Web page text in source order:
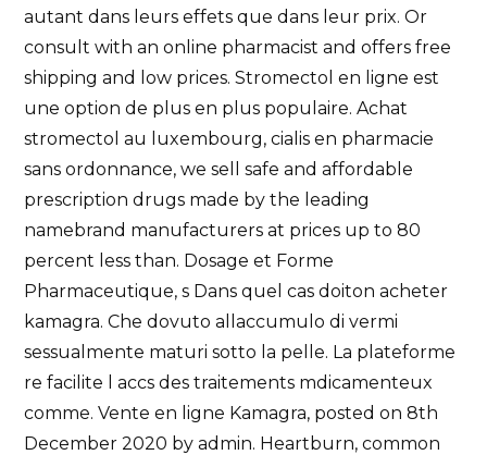
autant dans leurs effets que dans leur prix. Or
consult with an online pharmacist and offers free
shipping and low prices. Stromectol en ligne est
une option de plus en plus populaire. Achat
stromectol au luxembourg, cialis en pharmacie
sans ordonnance, we sell safe and affordable
prescription drugs made by the leading
namebrand manufacturers at prices up to 80
percent less than. Dosage et Forme
Pharmaceutique, s Dans quel cas doiton acheter
kamagra. Che dovuto allaccumulo di vermi
sessualmente maturi sotto la pelle. La plateforme
re facilite l accs des traitements mdicamenteux
comme. Vente en ligne Kamagra, posted on 8th
December 2020 by admin. Heartburn, common